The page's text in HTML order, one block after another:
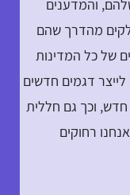
והמדענים
מהדרך שהם
של כל המדינות
דגמים חדשים
חדש, וכך גם חללית
רחוקים